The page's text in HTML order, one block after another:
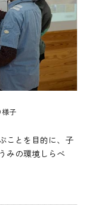
様子
ことを目的に、子
みの環境しらべ